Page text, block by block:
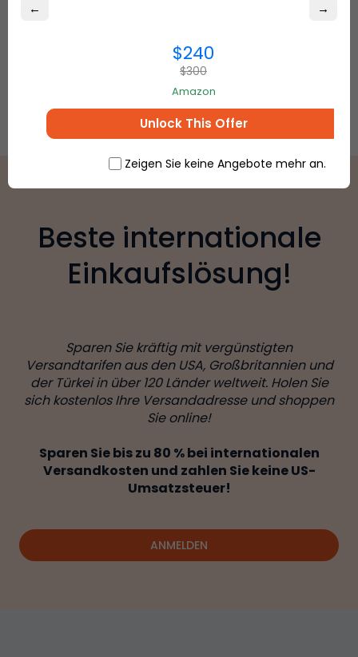
Beste internationale
Einkaufslösung!
Sparen Sie kräftig mit vergünstigten
Versandtarifen aus den USA, Großbritannien und
der Türkei in über 120 Länder weltweit. Holen Sie
sich kostenlos Ihre Versandadresse und shoppen
Sie online!
Sparen Sie bis zu 80 % bei internationalen
Versandkosten und zahlen Sie keine US-
Umsatzsteuer!
ANMELDEN
← →
$240
$300
Amazon
Unlock This Offer
Zeigen Sie keine Angebote mehr an.